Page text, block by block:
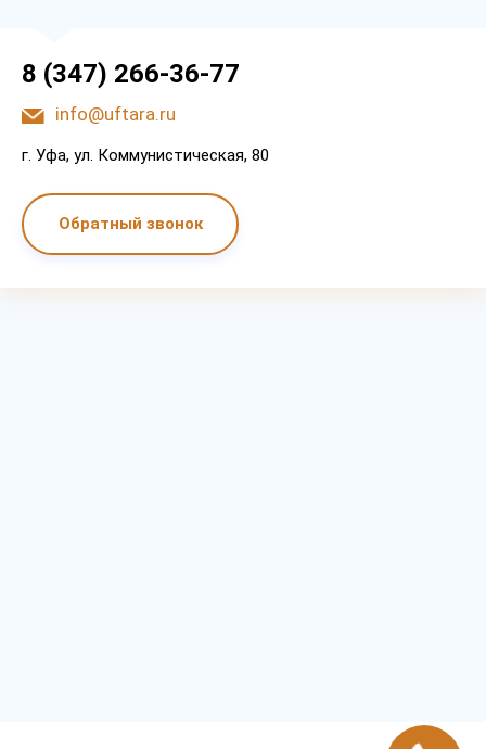
8 (347) 266-36-77
info@uftara.ru
г. Уфа, ул. Коммунистическая, 80
Обратный звонок